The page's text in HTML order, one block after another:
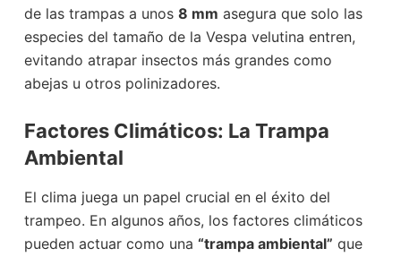
de las trampas a unos 8 mm asegura que solo las
especies del tamaño de la Vespa velutina entren,
evitando atrapar insectos más grandes como
abejas u otros polinizadores.
Factores Climáticos: La Trampa
Ambiental
El clima juega un papel crucial en el éxito del
trampeo. En algunos años, los factores climáticos
pueden actuar como una “trampa ambiental” que